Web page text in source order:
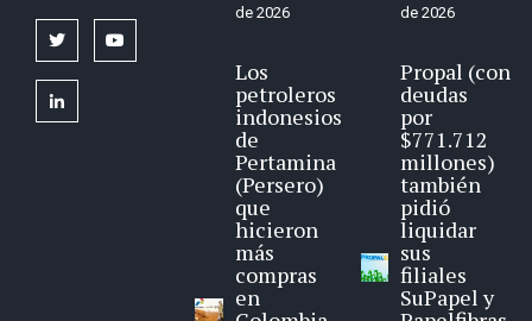
twitter
linkedin
de 2026
Los
petroleros
indonesios
de
Pertamina
(Persero)
que
hicieron
más
compras
en
de 2026
Propal (con
deudas
por
$771.712
millones)
también
pidió
liquidar
sus
filiales
SuPapel y